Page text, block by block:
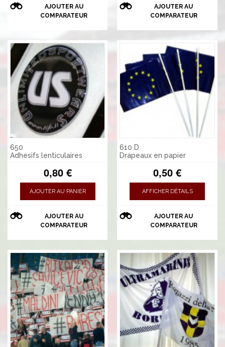
AJOUTER AU
COMPARATEUR
AJOUTER AU
COMPARATEUR
650
Adhesifs lenticulaires
0,80 €
AJOUTER AU PANIER
AJOUTER AU
COMPARATEUR
610 D
Drapeaux en papier
0,50 €
AFFICHER DÉTAILS
AJOUTER AU
COMPARATEUR